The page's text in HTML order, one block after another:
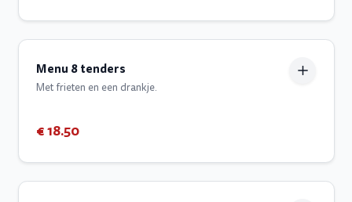
Menu 8 tenders
Met frieten en een drankje.
€ 18.50